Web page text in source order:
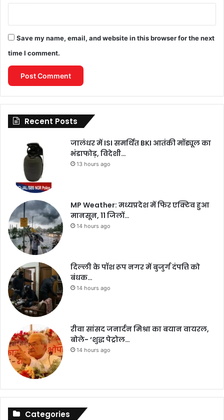
Save my name, email, and website in this browser for the next
time I comment.
Recent Posts
जालंधर में ISI समर्थित BKI आतंकी मॉड्यूल का
भंडाफोड़, विदेशी…
13 hours ago
MP Weather: मध्यप्रदेश में फिर एक्टिव हुआ
मानसून, 11 जिलों…
14 hours ago
दिल्ली के पॉश रूप नगर में बुजुर्ग दंपत्ति को
बंधक…
14 hours ago
रीवा सांसद जनार्दन मिश्रा का बयान वायरल,
बोले- ‘शुद्ध पेट्रोल…
14 hours ago
Categories